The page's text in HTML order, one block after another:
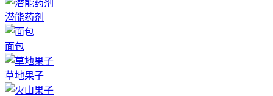
潜能药剂
面包
草地果子